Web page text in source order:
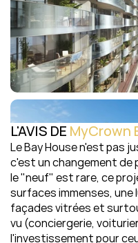
L'AVIS DE MyCrown
Le Bay House n'est pas
c'est un changement de
le "neuf" est rare, ce
surfaces immenses,
façades vitrées et
vu (conciergerie,
l'investissement pour